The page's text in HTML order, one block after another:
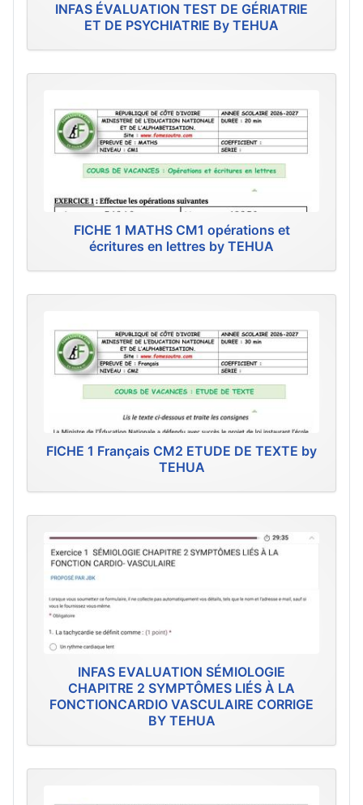
INFAS ÉVALUATION TEST DE GÉRIATRIE
ET DE PSYCHIATRIE By TEHUA
FICHE 1 MATHS CM1 opérations et
écritures en lettres by TEHUA
FICHE 1 Français CM2 ETUDE DE TEXTE by
TEHUA
INFAS EVALUATION SÉMIOLOGIE
CHAPITRE 2 SYMPTÔMES LIÉS À LA
FONCTIONCARDIO VASCULAIRE CORRIGE
BY TEHUA